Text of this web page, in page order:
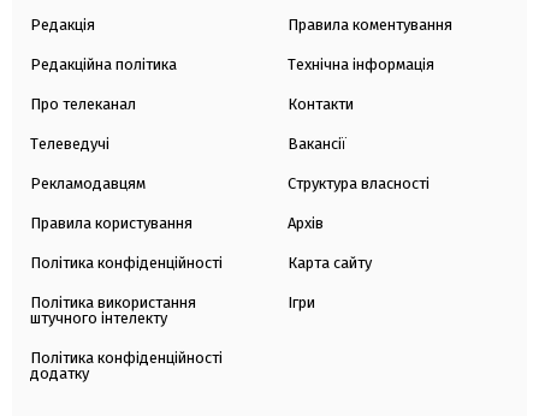
Редакція
Редакційна політика
Про телеканал
Телеведучі
Рекламодавцям
Правила користування
Політика конфіденційності
Політика використання
штучного інтелекту
Політика конфіденційності
додатку
Правила коментування
Технічна інформація
Контакти
Вакансії
Структура власності
Архів
Карта сайту
Ігри